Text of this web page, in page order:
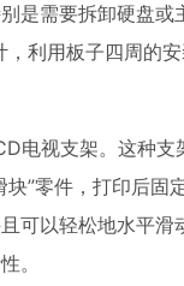
是需要拆卸硬盘
利用板子四周的
电视支架。这种
”零件，打印后
可以轻松地水平
。